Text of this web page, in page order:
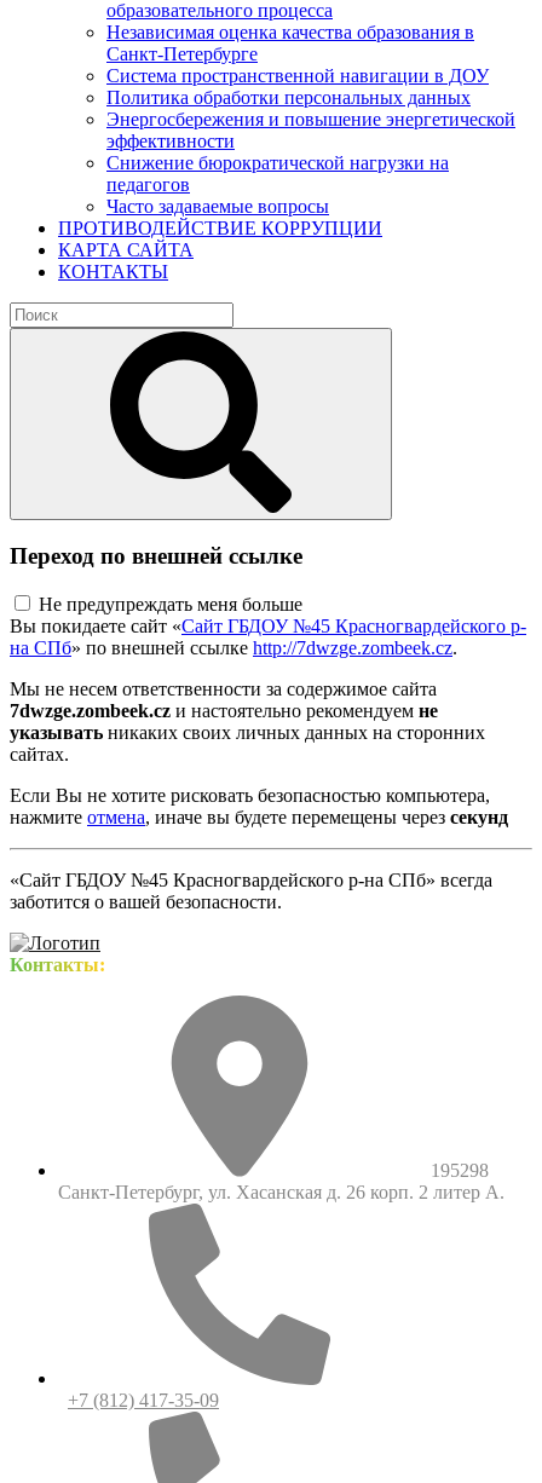
образовательного процесса
Независимая оценка качества образования в
Санкт-Петербурге
Система пространственной навигации в ДОУ
Политика обработки персональных данных
Энергосбережения и повышение энергетической
эффективности
Снижение бюрократической нагрузки на
педагогов
Часто задаваемые вопросы
ПРОТИВОДЕЙСТВИЕ КОРРУПЦИИ
КАРТА САЙТА
КОНТАКТЫ
Переход по внешней ссылке
Не предупреждать меня больше
Вы покидаете сайт «Сайт ГБДОУ №45 Красногвардейского р-
на СПб» по внешней ссылке http://7dwzge.zombeek.cz.
Мы не несем ответственности за содержимое сайта
7dwzge.zombeek.cz и настоятельно рекомендуем не
указывать никаких своих личных данных на сторонних
сайтах.
Если Вы не хотите рисковать безопасностью компьютера,
нажмите отмена, иначе вы будете перемещены через секунд
«Сайт ГБДОУ №45 Красногвардейского р-на СПб» всегда
заботится о вашей безопасности.
Контакты:
195298
Санкт-Петербург, ул. Хасанская д. 26 корп. 2 литер А.
+7 (812) 417-35-09